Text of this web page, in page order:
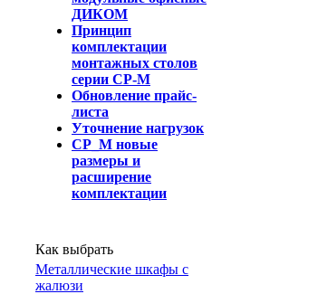
ДИКОМ
Принцип
комплектации
монтажных столов
серии СР-М
Обновление прайс-
листа
Уточнение нагрузок
СР_М новые
размеры и
расширение
комплектации
Как выбрать
Металлические шкафы с
жалюзи